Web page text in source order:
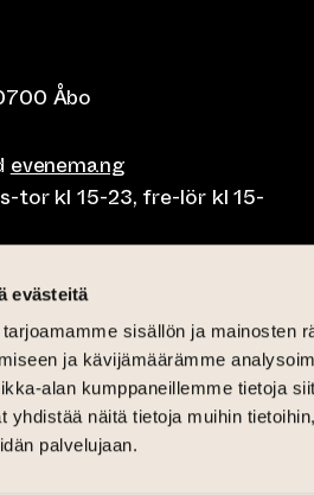
evästeitä
sisällön ja mainosten
ja kävijämäärämme
alan kumppaneillemme tietoja
yhdistää näitä tietoja muihin
palvelujaan.
Åbo
evenemang
tor kl 15-23, fre-lör kl 15-
tis-tor klo 10-23, fre-lör klo
mån-fre lunch 10.30-15,
på söndag 11-15
12-16